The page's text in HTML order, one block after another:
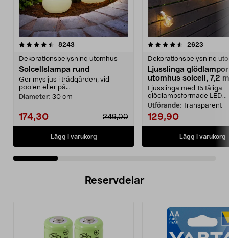
8243
Dekorationsbelysning utomhus
Solcellslampa rund
Ger mysljus i trädgården, vid
poolen eller på...
Diameter: 30 cm
174,30 249,00
Lägg i varukorg
4.5 av 5 stjärnor 2623
Dekorationsbelysning
Ljusslinga glödlampor
utomhus solcell, 7,2 m
Ljusslinga med 15 tåliga
glödlampsformade LED...
Utförande: Transparent
129,90
Lägg i varukorg
4.5 av 5 stjärnor
Reservdelar